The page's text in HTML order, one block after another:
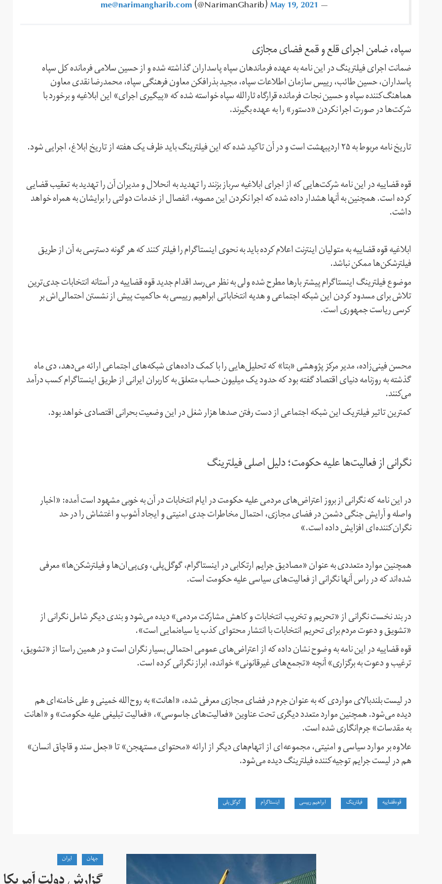
—
me@narimangharib.com(@NarimanGharib)May 19, 2021
سپاه، ضامن اجرای قلع و قمع فضای مجازی
ضمانت اجرای فیلترینگ در این نامه به عهده فرماندهان سپاه پاسداران گذاشته شده و از حسین سلامی فرمانده کل سپاه
پاسداران، حسین طائب، رییس سازمان اطلاعات سپاه، مجید بذرافکن معاون فرهنگی سپاه، محمدرضا نقدی معاون
هماهنگ‌کننده سپاه و حسین نجات فرمانده قرارگاه ثارالله سپاه خواسته شده که «‌پیگیری اجرای» این ابلاغیه و برخورد با
شرکت‌ها در صورت اجرا نکردن «دستور» را به عهده بگیرند.
تاریخ نامه مربوط به ۲۵ اردیبهشت است و در آن تاکید شده که این فیلترینگ باید ظرف یک هفته از تاریخ ابلاغ، اجرایی شود.
قوه‌ قضاییه در این نامه شرکت‌هایی که از اجرای ابلاغیه سرباز بزنند را تهدید به انحلال و مدیران آن را تهدید به تعقیب قضایی
کرده است. همچنین به آنها هشدار داده شده که اجرا نکردن این مصوبه، انفصال از خدمات دولتی را برایشان به همراه خواهد
داشت.
ابلاغیه قوه‌ قضاییه به متولیان اینترنت اعلام کرده باید به نحوی اینستاگرام را فیلتر کنند که هر گونه دسترسی به آن از طریق
فیلترشکن‌ها ممکن نباشد.
موضوع فیلترینگ اینستاگرام پیشتر بارها مطرح شده ولی به نظر می‌رسد اقدام جدید قوه‌ قضاییه در آستانه انتخابات جدی‌ترین
تلاش برای مسدود کردن این شبکه اجتماعی و هدیه انتخاباتی ابراهیم رییسی به حاکمیت پیش از نشستن احتمالی‌اش بر
کرسی ریاست‌ جمهوری است.
محسن فینی‌زاده، مدیر مرکز پژوهشی «بتا» که تحلیل‌هایی را با کمک داده‌های شبکه‌های اجتماعی ارائه می‌دهد، دی ماه
گذشته به روزنامه دنیای اقتصاد گفته بود که حدود یک میلیون حساب متعلق به کاربران ایرانی از طریق اینستاگرام کسب درآمد
می‌کنند.
کمترین تاثیر فیلتریک این شبکه اجتماعی از دست رفتن صدها هزار شغل در این وضعیت بحرانی اقتصادی خواهد بود.
نگرانی از فعالیت‌ها علیه حکومت؛ دلیل اصلی فیلترینگ
در این نامه که نگرانی از بروز اعتراض‌های مردمی علیه حکومت در ایام انتخابات در آن به خوبی مشهود است آمده: «اخبار
واصله و آرایش جنگی دشمن در فضای مجازی، احتمال مخاطرات جدی امنیتی و ایجاد آشوب و اغتشاش را در حد
نگران‌کننده‌ای افزایش داده است.»
همچنین موارد متعددی به عنوان «‌مصادیق جرایم ارتکابی در اینستاگرام، گوگل‌پلی، وی‌پی‌ان‌ها و فیلتر‌شکن‌ها» معرفی
شده‌اند که در راس آنها نگرانی از فعالیت‌های سیاسی علیه حکومت است.
در بند نخست نگرانی از «‌تحریم و تخریب انتخابات و کاهش مشارکت مردمی» دیده می‌شود و بندی دیگر شامل نگرانی از
«‌تشویق و دعوت مردم برای تحریم انتخابات با انتشار محتوای کذب یا سیاه‌نمایی است».
قوه‌ قضاییه در این نامه به وضوح نشان داده که از اعتراض‌های عمومی احتمالی بسیار نگران است و در همین راستا از «‌تشویق،
ترغیب و دعوت به برگزاری» آ‌نچه «‌تجمع‌های غیرقانونی» خوانده، ابراز نگرانی کرده است.
در لیست بلندبالای مواردی که به عنوان جرم در فضای مجازی معرفی شده، «‌اهانت» به روح‌الله خمینی و علی خامنه‌ای هم
دیده می‌شود. همچنین موارد متعدد دیگری تحت عناوین «فعالیت‌های جاسوسی»، «‌فعالیت تبلیغی علیه حکومت» و «‌اهانت
به مقدسات» جرم‌انگاری شده است.
علاوه بر موارد سیاسی و امنیتی، مجموعه‌ای از اتهام‌های دیگر از ارائه «محتوای مستهجن» تا «جعل سند و قاچاق انسان»
هم در لیست جرایم توجیه‌کننده فیلترینگ دیده می‌شود.
قوه‌قضاییه فیلترینگ ابراهیم رییسی اینستاگرام گوگل پلی
جهان ايران